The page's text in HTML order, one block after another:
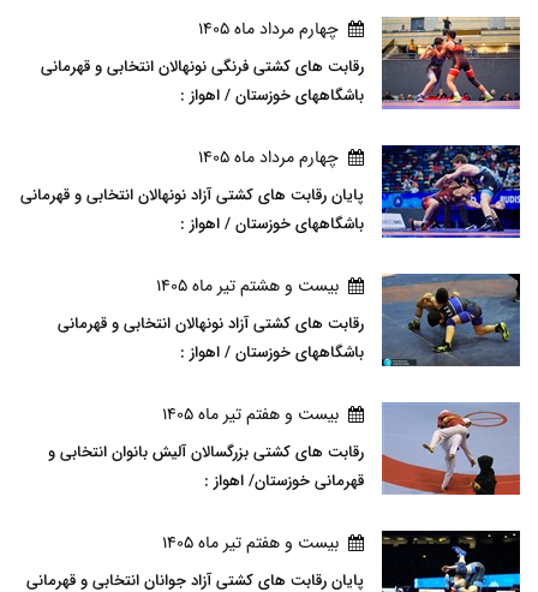
چهارم مرداد ماه 1405
رقابت های کشتی فرنگی نونهالان انتخابی و قهرمانی
باشگاههای خوزستان / اهواز :
چهارم مرداد ماه 1405
پایان رقابت های کشتی آزاد نونهالان انتخابی و قهرمانی
باشگاههای خوزستان / اهواز :
بيست و هشتم تير ماه 1405
رقابت های کشتی آزاد نونهالان انتخابی و قهرمانی
باشگاههای خوزستان / اهواز :
بيست و هفتم تير ماه 1405
رقابت های کشتی بزرگسالان آلیش بانوان انتخابی و
قهرمانی خوزستان/ اهواز :
بيست و هفتم تير ماه 1405
پایان رقابت های کشتی آزاد جوانان انتخابی و قهرمانی